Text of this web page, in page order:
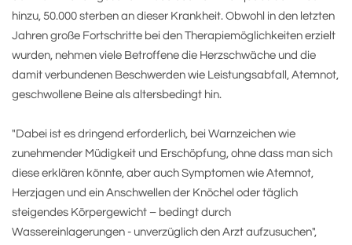
hinzu, 50.000 sterben an dieser Krankheit. Obwohl in den letzten
Jahren große Fortschritte bei den Therapiemöglichkeiten erzielt
wurden, nehmen viele Betroffene die Herzschwäche und die
damit verbundenen Beschwerden wie Leistungsabfall, Atemnot,
geschwollene Beine als altersbedingt hin.
"Dabei ist es dringend erforderlich, bei Warnzeichen wie
zunehmender Müdigkeit und Erschöpfung, ohne dass man sich
diese erklären könnte, aber auch Symptomen wie Atemnot,
Herzjagen und ein Anschwellen der Knöchel oder täglich
steigendes Körpergewicht – bedingt durch
Wassereinlagerungen - unverzüglich den Arzt aufzusuchen",